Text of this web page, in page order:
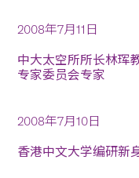
2008年7月11日
中大太空所所长林珲
专家委员会专家
2008年7月10日
香港中文大学编研新